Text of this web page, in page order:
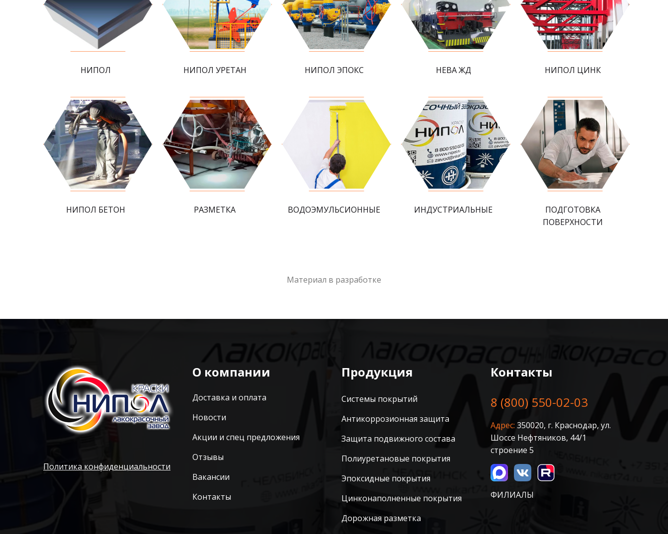
НИПОЛ НИПОЛ УРЕТАН НИПОЛ ЭПОКС НЕВА ЖД НИПОЛ ЦИНК
НИПОЛ БЕТОН РАЗМЕТКА ВОДОЭМУЛЬСИОННЫЕ ИНДУСТРИАЛЬНЫЕ
ПОДГОТОВКА
ПОВЕРХНОСТИ
Материал в разработке
Политика конфиденциальности
О компании
Доставка и оплата
Новости
Акции и спец предложения
Отзывы
Вакансии
Контакты
Продукция
Системы покрытий
Антикоррозионная защита
Защита подвижного состава
Полиуретановые покрытия
Эпоксидные покрытия
Цинконаполненные покрытия
Дорожная разметка
Контакты
8 (800) 550-02-03
Адрес: 350020, г. Краснодар, ул.
Шоссе Нефтяников, 44/1
строение 5
ФИЛИАЛЫ